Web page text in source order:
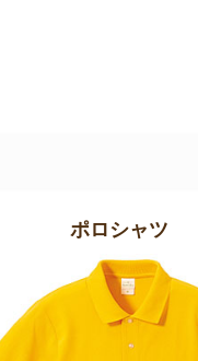
ポロシャツ